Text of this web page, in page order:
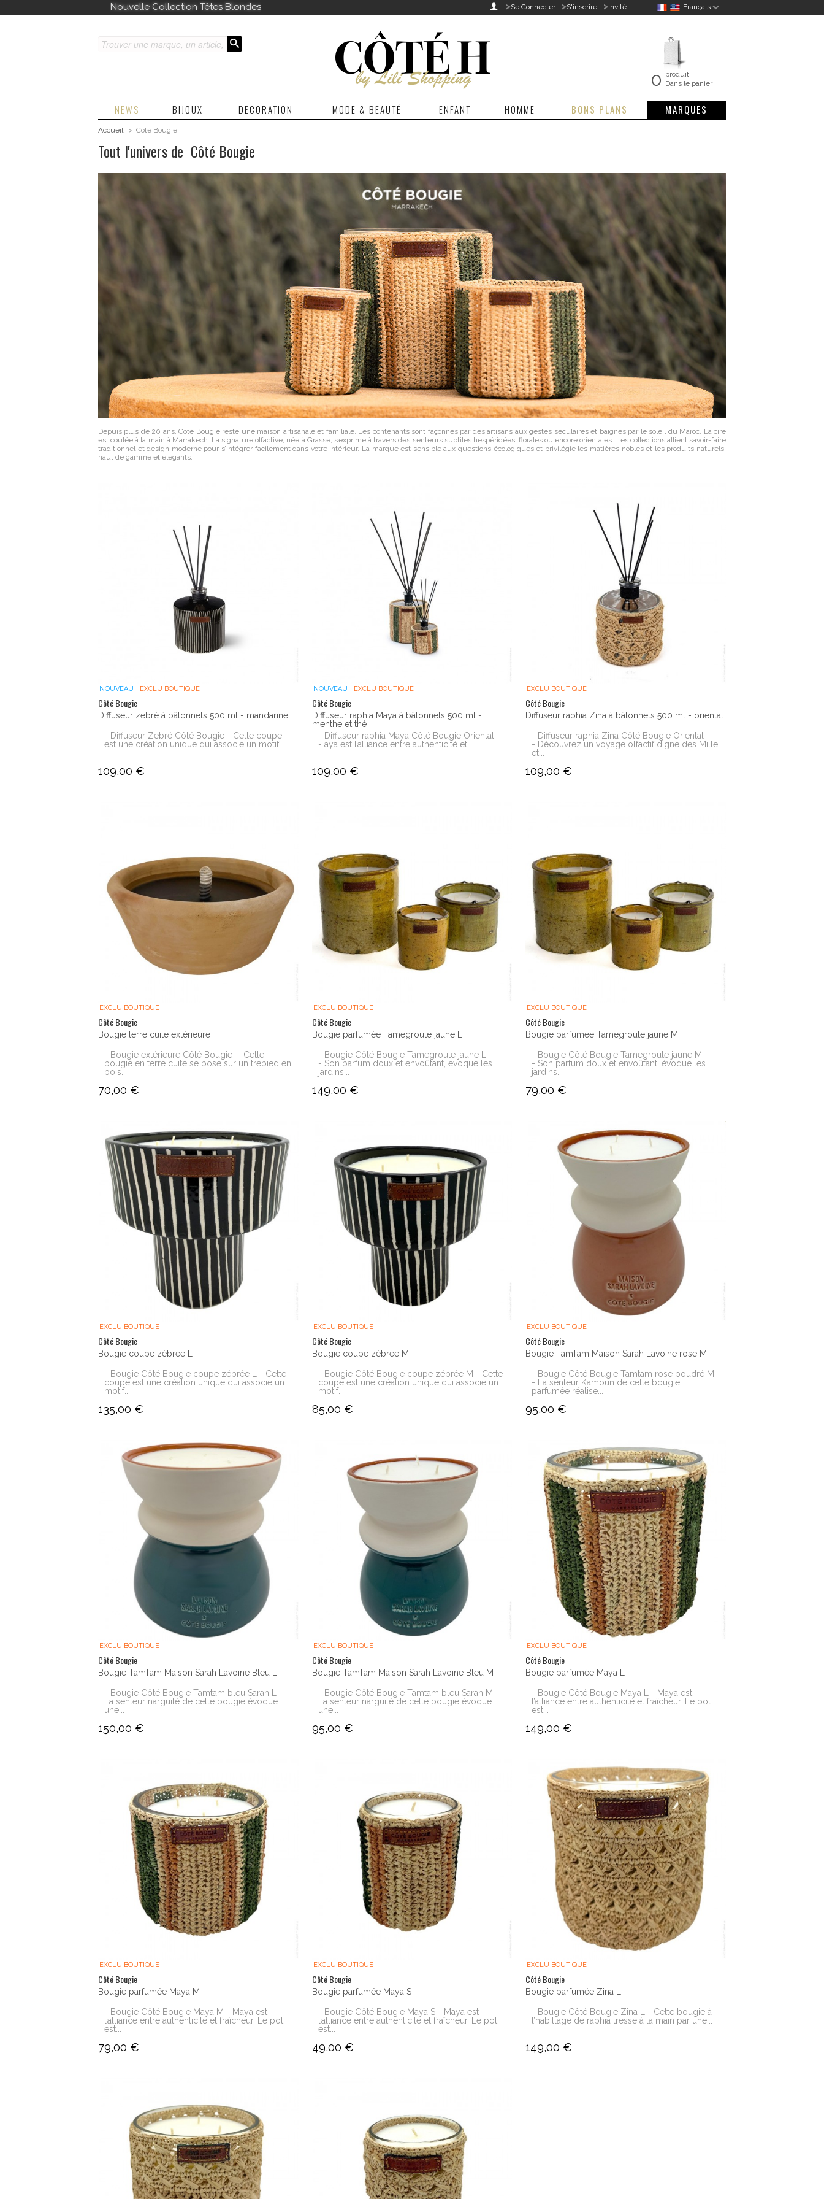
Français
Découvrez toutes nos nouveautés  >Se Connecter >S'inscrire >Invité
0 produit
Dans le panier
NEWS BIJOUX DECORATION MODE & BEAUTÉ ENFANT HOMME BONS PLANS MARQUES
Accueil > Côté Bougie
Tout l'univers de Côté Bougie
Depuis plus de 20 ans, Côté Bougie reste une maison artisanale et familiale. Les contenants sont façonnés par des artisans aux gestes séculaires et baignés par le soleil du Maroc. La cire
est coulée à la main à Marrakech. La signature olfactive, née à Grasse, s’exprime à travers des senteurs subtiles hespéridées, florales ou encore orientales. Les collections allient savoir-faire
traditionnel et design moderne pour s’intégrer facilement dans votre intérieur. La marque est sensible aux questions écologiques et privilégie les matières nobles et les produits naturels,
haut de gamme et élégants.
NOUVEAU EXCLU BOUTIQUE
Côté Bougie
Diffuseur zebré à bâtonnets 500 ml - mandarine
- Diffuseur Zebré Côté Bougie - Cette coupe
est une création unique qui associe un motif...
109,00 €
NOUVEAU EXCLU BOUTIQUE
Côté Bougie
Diffuseur raphia Maya à bâtonnets 500 ml -
menthe et thé
- Diffuseur raphia Maya Côté Bougie Oriental
- aya est l’alliance entre authenticité et...
109,00 €
EXCLU BOUTIQUE
Côté Bougie
Diffuseur raphia Zina à bâtonnets 500 ml - oriental
- Diffuseur raphia Zina Côté Bougie Oriental
- Découvrez un voyage olfactif digne des Mille
et...
109,00 €
EXCLU BOUTIQUE
Côté Bougie
Bougie terre cuite extérieure
- Bougie extérieure Côté Bougie - Cette
bougie en terre cuite se pose sur un trépied en
bois...
70,00 €
EXCLU BOUTIQUE
Côté Bougie
Bougie parfumée Tamegroute jaune L
- Bougie Côté Bougie Tamegroute jaune L
- Son parfum doux et envoûtant, évoque les
jardins...
149,00 €
EXCLU BOUTIQUE
Côté Bougie
Bougie parfumée Tamegroute jaune M
- Bougie Côté Bougie Tamegroute jaune M
- Son parfum doux et envoûtant, évoque les
jardins...
79,00 €
EXCLU BOUTIQUE
Côté Bougie
Bougie coupe zébrée L
- Bougie Côté Bougie coupe zébrée L - Cette
coupe est une création unique qui associe un
motif...
135,00 €
EXCLU BOUTIQUE
Côté Bougie
Bougie coupe zébrée M
- Bougie Côté Bougie coupe zébrée M - Cette
coupe est une création unique qui associe un
motif...
85,00 €
EXCLU BOUTIQUE
Côté Bougie
Bougie TamTam Maison Sarah Lavoine rose M
- Bougie Côté Bougie Tamtam rose poudré M
- La senteur Kamoun de cette bougie
parfumée réalise...
95,00 €
EXCLU BOUTIQUE
Côté Bougie
Bougie TamTam Maison Sarah Lavoine Bleu L
- Bougie Côté Bougie Tamtam bleu Sarah L -
La senteur narguilé de cette bougie évoque
une...
150,00 €
EXCLU BOUTIQUE
Côté Bougie
Bougie TamTam Maison Sarah Lavoine Bleu M
- Bougie Côté Bougie Tamtam bleu Sarah M -
La senteur narguilé de cette bougie évoque
une...
95,00 €
EXCLU BOUTIQUE
Côté Bougie
Bougie parfumée Maya L
- Bougie Côté Bougie Maya L - Maya est
l’alliance entre authenticité et fraîcheur. Le pot
est...
149,00 €
EXCLU BOUTIQUE
Côté Bougie
Bougie parfumée Maya M
- Bougie Côté Bougie Maya M - Maya est
l’alliance entre authenticité et fraîcheur. Le pot
est...
79,00 €
EXCLU BOUTIQUE
Côté Bougie
Bougie parfumée Maya S
- Bougie Côté Bougie Maya S - Maya est
l’alliance entre authenticité et fraîcheur. Le pot
est...
49,00 €
EXCLU BOUTIQUE
Côté Bougie
Bougie parfumée Zina L
- Bougie Côté Bougie Zina L - Cette bougie à
l’habillage de raphia tressé à la main par une...
149,00 €